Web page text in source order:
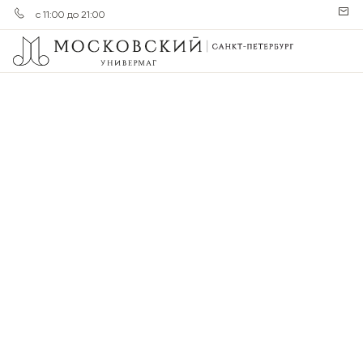
с 11:00 до 21:00